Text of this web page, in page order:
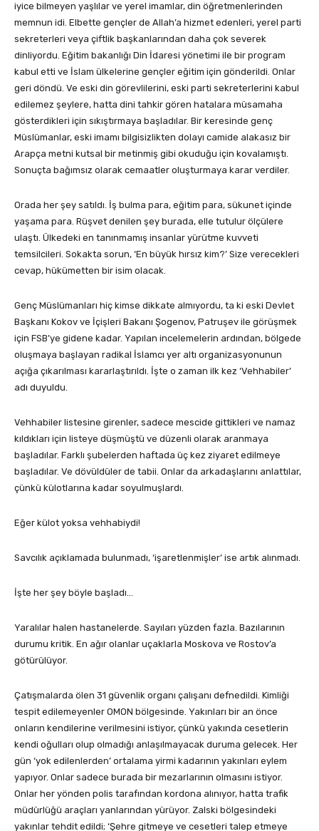
iyice bilmeyen yaşlılar ve yerel imamlar, din öğretmenlerinden
memnun idi. Elbette gençler de Allah’a hizmet edenleri, yerel parti
sekreterleri veya çiftlik başkanlarından daha çok severek
dinliyordu. Eğitim bakanlığı Din İdaresi yönetimi ile bir program
kabul etti ve İslam ülkelerine gençler eğitim için gönderildi. Onlar
geri döndü. Ve eski din görevlilerini, eski parti sekreterlerini kabul
edilemez şeylere, hatta dini tahkir gören hatalara müsamaha
gösterdikleri için sıkıştırmaya başladılar. Bir keresinde genç
Müslümanlar, eski imamı bilgisizlikten dolayı camide alakasız bir
Arapça metni kutsal bir metinmiş gibi okuduğu için kovalamıştı.
Sonuçta bağımsız olarak cemaatler oluşturmaya karar verdiler.
Orada her şey satıldı. İş bulma para, eğitim para, sükunet içinde
yaşama para. Rüşvet denilen şey burada, elle tutulur ölçülere
ulaştı. Ülkedeki en tanınmamış insanlar yürütme kuvveti
temsilcileri. Sokakta sorun, ‘En büyük hırsız kim?’ Size verecekleri
cevap, hükümetten bir isim olacak.
Genç Müslümanları hiç kimse dikkate almıyordu, ta ki eski Devlet
Başkanı Kokov ve İçişleri Bakanı Şogenov, Patruşev ile görüşmek
için FSB’ye gidene kadar. Yapılan incelemelerin ardından, bölgede
oluşmaya başlayan radikal İslamcı yer altı organizasyonunun
açığa çıkarılması kararlaştırıldı. İşte o zaman ilk kez ‘Vehhabiler’
adı duyuldu.
Vehhabiler listesine girenler, sadece mescide gittikleri ve namaz
kıldıkları için listeye düşmüştü ve düzenli olarak aranmaya
başladılar. Farklı şubelerden haftada üç kez ziyaret edilmeye
başladılar. Ve dövüldüler de tabii. Onlar da arkadaşlarını anlattılar,
çünkü külotlarına kadar soyulmuşlardı.
Eğer külot yoksa vehhabiydi!
Savcılık açıklamada bulunmadı, ‘işaretlenmişler’ ise artık alınmadı.
İşte her şey böyle başladı…
Yaralılar halen hastanelerde. Sayıları yüzden fazla. Bazılarının
durumu kritik. En ağır olanlar uçaklarla Moskova ve Rostov’a
götürülüyor.
Çatışmalarda ölen 31 güvenlik organı çalışanı defnedildi. Kimliği
tespit edilemeyenler OMON bölgesinde. Yakınları bir an önce
onların kendilerine verilmesini istiyor, çünkü yakında cesetlerin
kendi oğulları olup olmadığı anlaşılmayacak duruma gelecek. Her
gün ‘yok edilenlerden’ ortalama yirmi kadarının yakınları eylem
yapıyor. Onlar sadece burada bir mezarlarının olmasını istiyor.
Onlar her yönden polis tarafından kordona alınıyor, hatta trafik
müdürlüğü araçları yanlarından yürüyor. Zalski bölgesindeki
yakınlar tehdit edildi; ‘Şehre gitmeye ve cesetleri talep etmeye